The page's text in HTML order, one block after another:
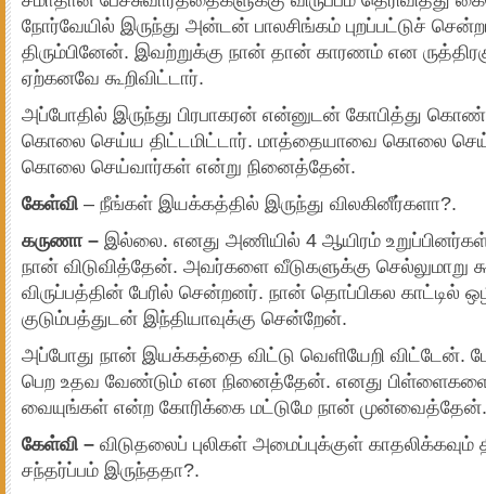
நோர்வேயில் இருந்து அன்டன் பாலசிங்கம் புறப்பட்டுச்
திரும்பினேன். இவற்றுக்கு நான் தான் காரணம் என
ஏற்கனவே கூறிவிட்டார்.
அப்போதில் இருந்து பிரபாகரன் என்னுடன் கோபித்து
கொலை செய்ய திட்டமிட்டார். மாத்தையாவை கொலை
கொலை செய்வார்கள் என்று நினைத்தேன்.
கேள்வி – நீங்கள் இயக்கத்தில் இருந்து விலகினீர்களா?.
கருணா – இல்லை. எனது அணியில் 4 ஆயிரம்
நான் விடுவித்தேன். அவர்களை வீடுகளுக்கு செல்லுமாறு
விருப்பத்தின் பேரில் சென்றனர். நான் தொப்பிகல காட்டில்
குடும்பத்துடன் இந்தியாவுக்கு சென்றேன்.
அப்போது நான் இயக்கத்தை விட்டு வெளியேறி விட்டேன்.
பெற உதவ வேண்டும் என நினைத்தேன். எனது
வையுங்கள் என்ற கோரிக்கை மட்டுமே நான் முன்வைத்தேன்.
கேள்வி – விடுதலைப் புலிகள் அமைப்புக்குள்
சந்தர்ப்பம் இருந்ததா?.